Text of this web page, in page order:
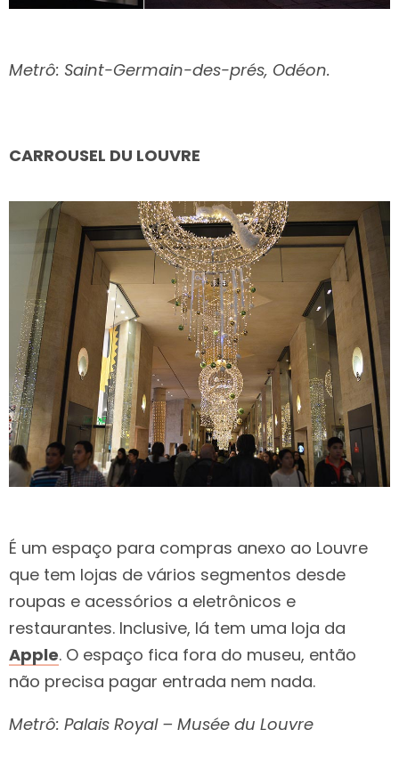
Metrô: Saint-Germain-des-prés, Odéon.
CARROUSEL DU LOUVRE
É um espaço para compras anexo ao Louvre
que tem lojas de vários segmentos desde
roupas e acessórios a eletrônicos e
restaurantes. Inclusive, lá tem uma loja da
Apple. O espaço fica fora do museu, então
não precisa pagar entrada nem nada.
Metrô: Palais Royal – Musée du Louvre